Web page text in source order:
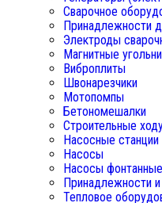
Сварочное
Принадлежности
Электроды
Магнитные
Виброплиты
Швонарезчики
Мотопомпы
Бетономешалки
Строительные
Насосные станции
Насосы
Насосы фонтанные
Принадлежности
Тепловое